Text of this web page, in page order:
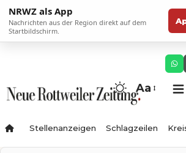
NRWZ als App
Nachrichten aus der Region direkt auf dem
Startbildschirm.
Aa
Stellenanzeigen Schlagzeilen